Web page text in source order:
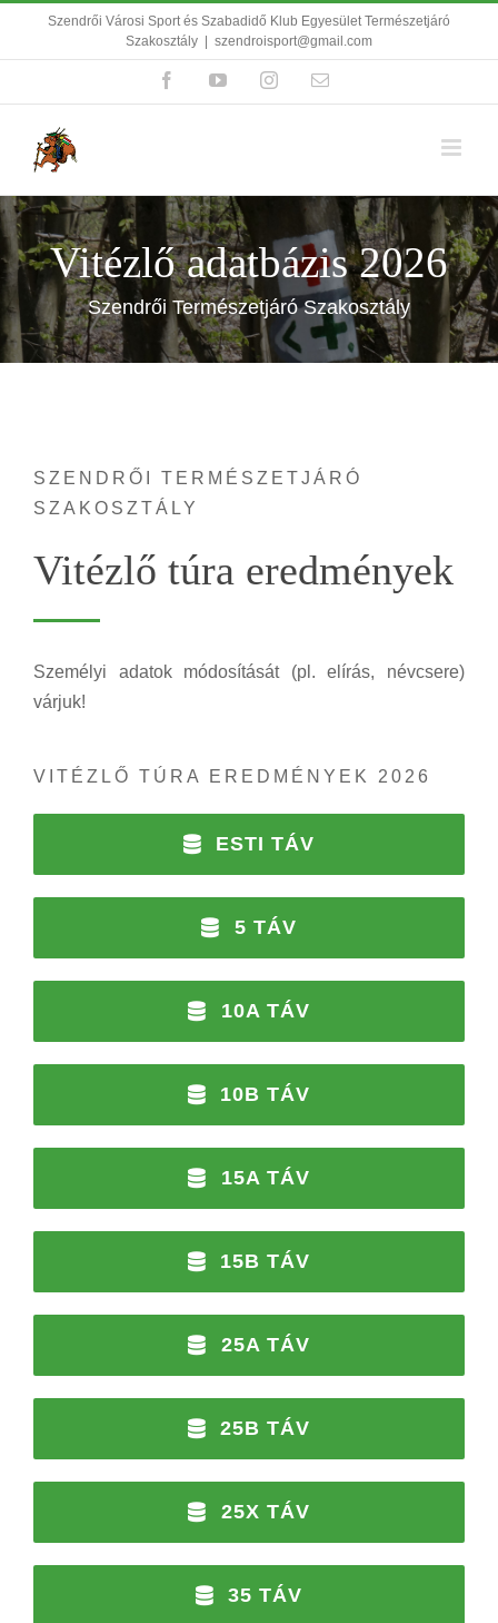
KihagyásSzendrői Városi Sport és Szabadidő Klub Egyesület Természetjáró
Szakosztály
szendroisport@gmail.com
FacebookYouTubeInstagramEmail:
Vitézlő adatbázis 2026
Szendrői Természetjáró Szakosztály
SZENDRŐI TERMÉSZETJÁRÓ
SZAKOSZTÁLY
Vitézlő túra eredmények
Személyi adatok módosítását (pl. elírás, névcsere)
várjuk!
VITÉZLŐ TÚRA EREDMÉNYEK 2026
ESTI TÁV
5 TÁV
10A TÁV
10B TÁV
15A TÁV
15B TÁV
25A TÁV
25B TÁV
25X TÁV
35 TÁV